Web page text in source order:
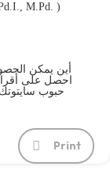
M.Pd. )
حبوب
Print